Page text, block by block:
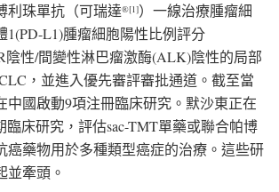
利珠單抗（可瑞達®[1]）一線治療腫瘤細
1(PD-L1)腫瘤細胞陽性比例評分
陰性/間變性淋巴瘤激酶(ALK)陰性的局部
，並進入優先審評審批通道。截至當
中國啟動9項注冊臨床研究。默沙東正在
臨床研究，評估sac-TMT單藥或聯合帕博
癌藥物用於多種類型癌症的治療。這些研
並牽頭。